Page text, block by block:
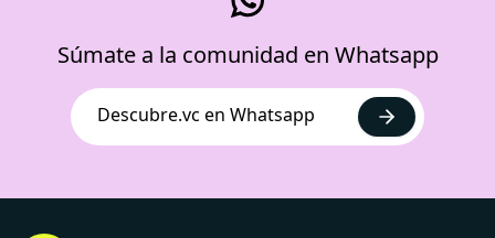
Súmate a la comunidad en Whatsapp
Descubre.vc en Whatsapp